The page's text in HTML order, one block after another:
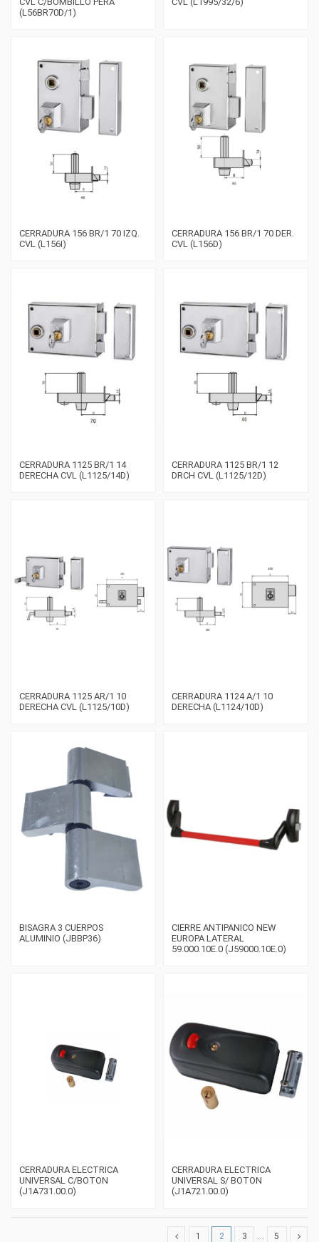
(L56BR70D/1)
CERRADURA 156 BR/1 70 IZQ.
CVL (L156I)
CERRADURA 156 BR/1 70 DER.
CVL (L156D)
CERRADURA 1125 BR/1 14
DERECHA CVL (L1125/14D)
CERRADURA 1125 BR/1 12
DRCH CVL (L1125/12D)
CERRADURA 1125 AR/1 10
DERECHA CVL (L1125/10D)
CERRADURA 1124 A/1 10
DERECHA (L1124/10D)
BISAGRA 3 CUERPOS
ALUMINIO (JBBP36)
CIERRE ANTIPANICO NEW
EUROPA LATERAL
59.000.10E.0 (J59000.10E.0)
CERRADURA ELECTRICA
UNIVERSAL C/BOTON
(J1A731.00.0)
CERRADURA ELECTRICA
UNIVERSAL S/ BOTON
(J1A721.00.0)
1 2 3 5